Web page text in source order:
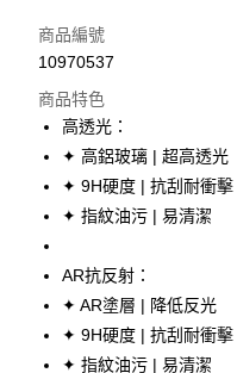
Apple Pay
街口支付
AFTEE先享後付
【關於「AFTEE先享後付」】
AFTEE先享後付是「在收到
２．便利：只要手機號碼，簡
３．安心：先確認商品／服務
【「AFTEE先享後付」結帳流
１．於結帳方式選擇「
ATM付款
全家取貨付款
每筆NT$60，滿NT$499(
商品編號
10970537
商品特色
高透光：
✦ 高鋁玻璃 | 超高透光
✦ 9H硬度 | 抗刮耐衝擊
✦ 指紋油污 | 易清潔
AR抗反射：
✦ AR塗層 | 降低反光
✦ 9H硬度 | 抗刮耐衝擊
✦ 指紋油污 | 易清潔